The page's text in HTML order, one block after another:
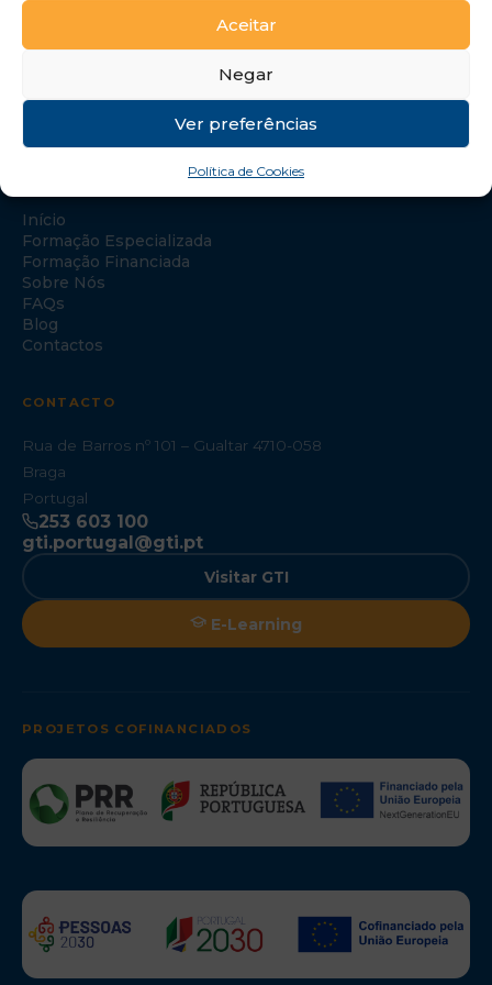
Aceitar
Negar
Ver preferências
Política de Cookies
Início
Formação Especializada
Formação Financiada
Sobre Nós
FAQs
Blog
Contactos
CONTACTO
Rua de Barros nº 101 – Gualtar 4710-058
Braga
Portugal
253 603 100
gti.portugal@gti.pt
Visitar GTI
E-Learning
PROJETOS COFINANCIADOS